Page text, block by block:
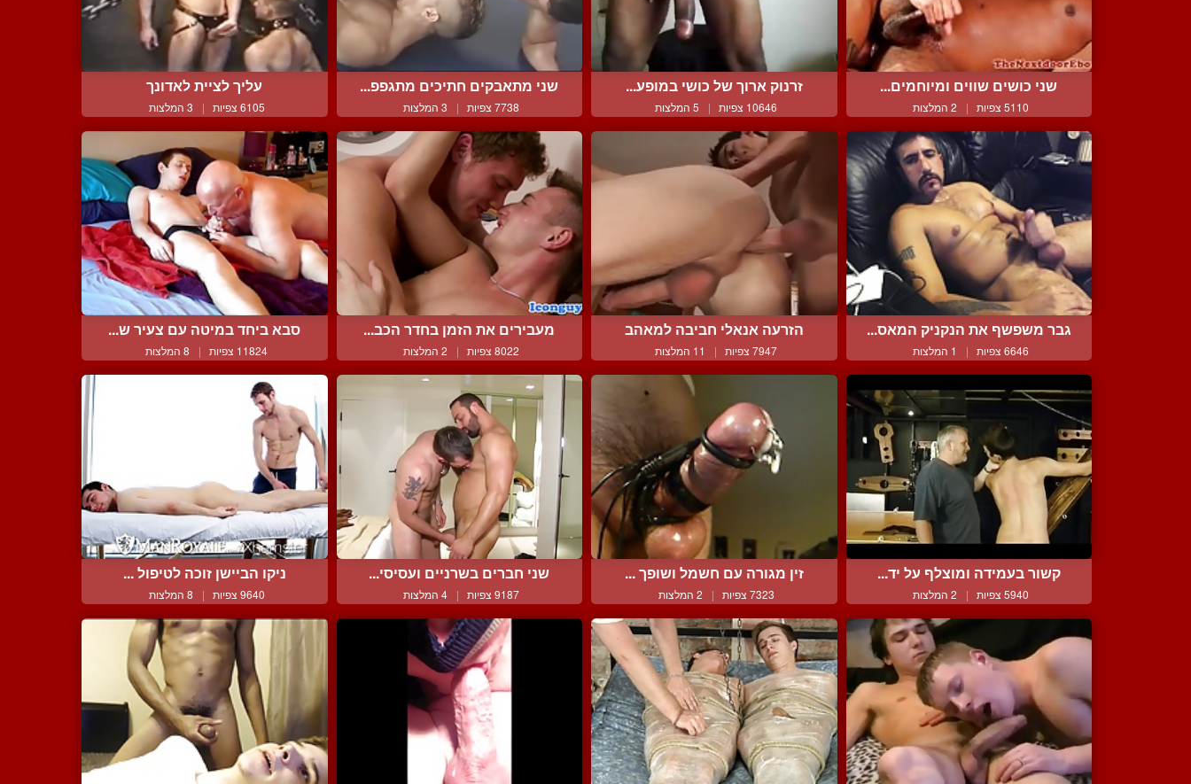
שני כושים שווים ומיוחמים...
5110 צפיות | 2 המלצות
זרנוק ארוך של כושי במופע...
10646 צפיות | 5 המלצות
שני מתאבקים חתיכים מתגפפ...
7738 צפיות | 3 המלצות
עליך לציית לאדונך
6105 צפיות | 3 המלצות
גבר משפשף את הנקניק המאס...
6646 צפיות | 1 המלצות
הזרעה אנאלי חביבה למאהב
7947 צפיות | 11 המלצות
מעבירים את הזמן בחדר הכב...
8022 צפיות | 2 המלצות
סבא ביחד במיטה עם צעיר ש...
11824 צפיות | 8 המלצות
קשור בעמידה ומוצלף על יד...
5940 צפיות | 2 המלצות
זין מגורה עם חשמל ושופך ...
7323 צפיות | 2 המלצות
שני חברים בשרניים ועסיסי...
9187 צפיות | 4 המלצות
ניקו הביישן זוכה לטיפול ...
9640 צפיות | 8 המלצות